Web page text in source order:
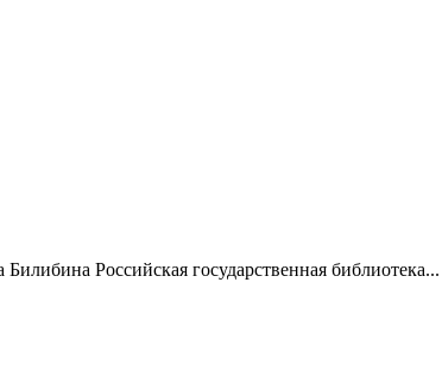
Российская государственная библиотека...